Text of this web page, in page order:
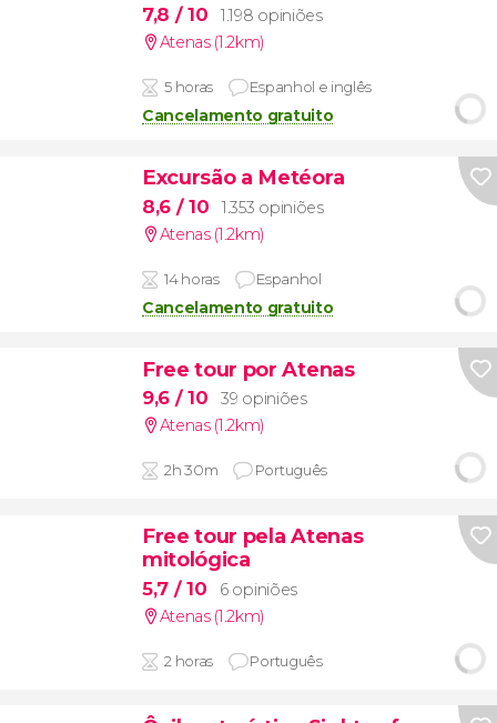
7,8 / 10
1.198 opiniões
Atenas (1.2km)
5 horas Espanhol e inglês
Cancelamento gratuito
Excursão a Metéora
8,6 / 10
1.353 opiniões
Atenas (1.2km)
14 horas Espanhol
Cancelamento gratuito
Free tour por Atenas
9,6 / 10
39 opiniões
Atenas (1.2km)
2h 30m Português
Free tour pela Atenas
mitológica
5,7 / 10
6 opiniões
Atenas (1.2km)
2 horas Português